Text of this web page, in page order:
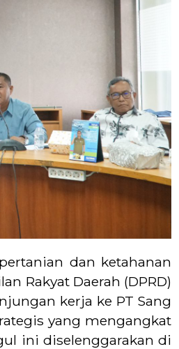
dan ketahanan
Rakyat Daerah (DPRD)
kerja ke PT Sang
yang mengangkat
ini diselenggarakan di